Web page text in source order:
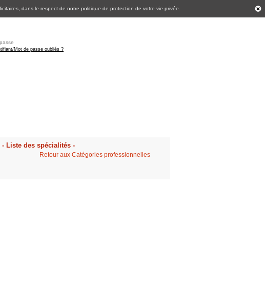
dans le respect de notre politique de protection de votre vie privée
Mot de passe oubliés ?
Liste des spécialités -
Retour aux Catégories professionnelles